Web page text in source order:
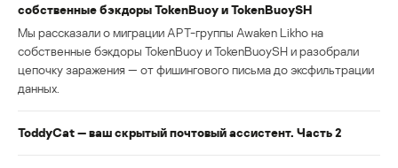
собственные бэкдоры TokenBuoy и TokenBuoySH
Мы рассказали о миграции APT-группы Awaken Likho на
собственные бэкдоры TokenBuoy и TokenBuoySH и разобрали
цепочку заражения — от фишингового письма до эксфильтрации
данных.
ToddyCat — ваш скрытый почтовый ассистент. Часть 2